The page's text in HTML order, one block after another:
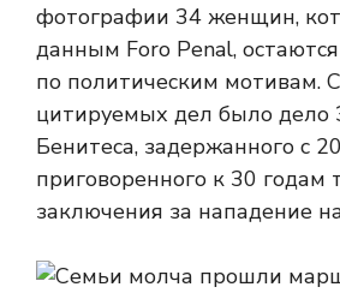
фотографии 34 женщин,
данным Foro Penal,
по политическим мотивам.
цитируемых дел было дело
Бенитеса, задержанного с
приговоренного к 30 годам
заключения за нападение